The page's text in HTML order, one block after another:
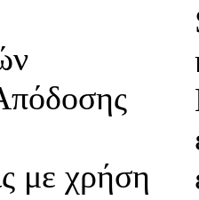
με χρήση